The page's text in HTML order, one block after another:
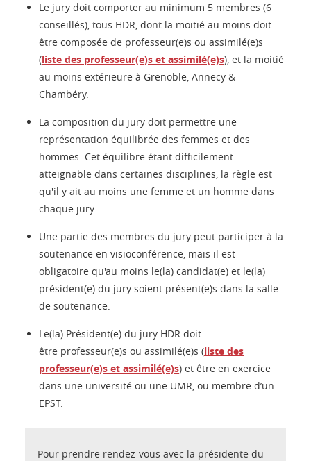
Le jury doit comporter au minimum 5 membres (6
conseillés), tous HDR, dont la moitié au moins doit
être composée de professeur(e)s ou assimilé(e)s
(liste des professeur(e)s et assimilé(e)s), et la moitié
au moins extérieure à Grenoble, Annecy &
Chambéry.
La composition du jury doit permettre une
représentation équilibrée des femmes et des
hommes. Cet équilibre étant difficilement
atteignable dans certaines disciplines, la règle est
qu'il y ait au moins une femme et un homme dans
chaque jury.
Une partie des membres du jury peut participer à la
soutenance en visioconférence, mais il est
obligatoire qu'au moins le(la) candidat(e) et le(la)
président(e) du jury soient présent(e)s dans la salle
de soutenance.
Le(la) Président(e) du jury HDR doit
être professeur(e)s ou assimilé(e)s (liste des
professeur(e)s et assimilé(e)s) et être en exercice
dans une université ou une UMR, ou membre d’un
EPST.
Pour prendre rendez-vous avec la présidente du